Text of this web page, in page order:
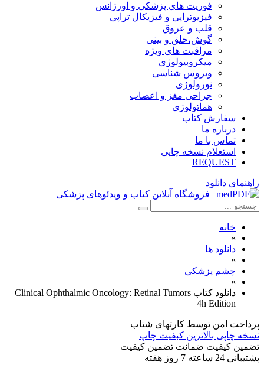
فوریت های پزشکی و اورژانس
فیزیوتراپی و فیزیکال تراپی
قلب و عروق
گوش،حلق و بینی
مراقبت های ویژه
میکروبیولوژی
ویروس شناسی
نورولوژی
جراحی مغز و اعصاب
هماتولوژی
سفارش کتاب
درباره ما
تماس با ما
استعلام نسخه چاپی
REQUEST
راهنمای دانلود
خانه
»
دانلود ها
»
چشم پزشکی
»
دانلود کتاب Clinical Ophthalmic Oncology: Retinal Tumors
4h Edition
پرداخت امن توسط کارتهای شتاب
نسخه چاپی بالاترین کبفیت چاپ
تضمین کیفیت ضمانت تضمین کیفیت
پشتیبانی 24 ساعته 7 روز هفته